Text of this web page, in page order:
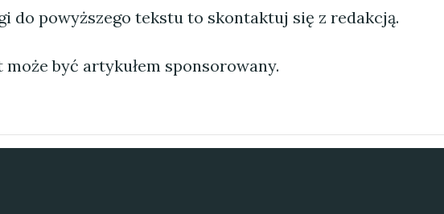
do powyższego tekstu to skontaktuj się z redakcją.
być artykułem sponsorowany.